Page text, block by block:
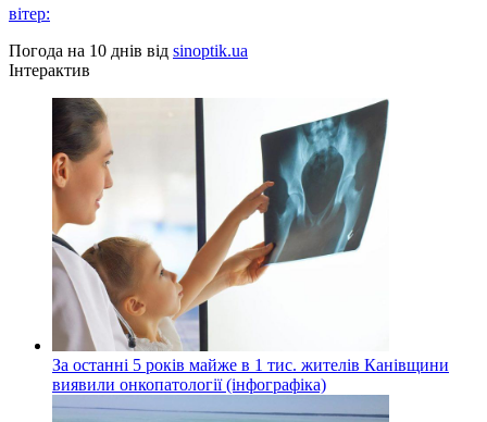
вітер:
Погода на 10 днів від sinoptik.ua
Інтерактив
За останні 5 років майже в 1 тис. жителів Канівщини
виявили онкопатології (інфографіка)